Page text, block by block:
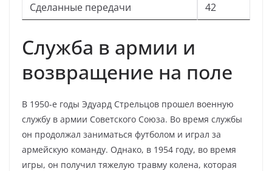
Сделанные передачи
42
Служба в армии и
возвращение на поле
В 1950-е годы Эдуард Стрельцов прошел военную
службу в армии Советского Союза. Во время службы
он продолжал заниматься футболом и играл за
армейскую команду. Однако, в 1954 году, во время
игры, он получил тяжелую травму колена, которая